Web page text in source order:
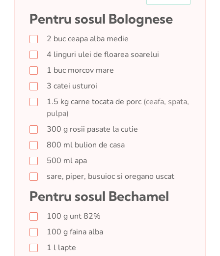
Pentru sosul Bolognese
2 bucceapa alba medie
4 linguri ulei de floarea soarelui
1 buc morcov mare
3 catei usturoi
1.5 kgcarne tocata de porc (ceafa, spata,
pulpa)
300 g rosii pasate la cutie
800 ml bulion de casa
500 ml apa
sare, piper, busuioc si oregano uscat
Pentru sosul Bechamel
100 g unt 82%
100 gfaina alba
1 l lapte